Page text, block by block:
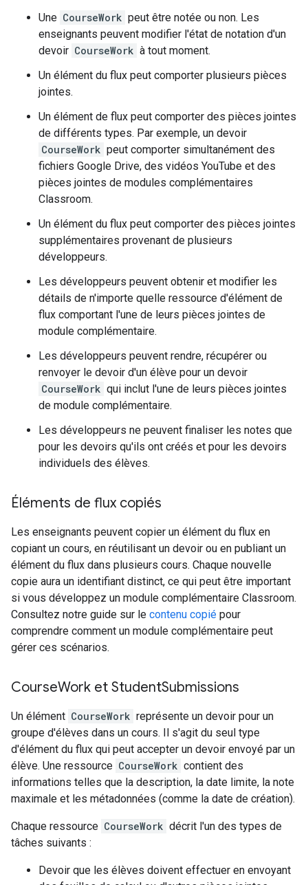
Une CourseWork peut être notée ou non. Les
enseignants peuvent modifier l'état de notation d'un
devoir CourseWork à tout moment.
Un élément du flux peut comporter plusieurs pièces
jointes.
Un élément de flux peut comporter des pièces jointes
de différents types. Par exemple, un devoir
CourseWork peut comporter simultanément des
fichiers Google Drive, des vidéos YouTube et des
pièces jointes de modules complémentaires
Classroom.
Un élément du flux peut comporter des pièces jointes
supplémentaires provenant de plusieurs
développeurs.
Les développeurs peuvent obtenir et modifier les
détails de n'importe quelle ressource d'élément de
flux comportant l'une de leurs pièces jointes de
module complémentaire.
Les développeurs peuvent rendre, récupérer ou
renvoyer le devoir d'un élève pour un devoir
CourseWork qui inclut l'une de leurs pièces jointes
de module complémentaire.
Les développeurs ne peuvent finaliser les notes que
pour les devoirs qu'ils ont créés et pour les devoirs
individuels des élèves.
Éléments de flux copiés
Les enseignants peuvent copier un élément du flux en
copiant un cours, en réutilisant un devoir ou en publiant un
élément du flux dans plusieurs cours. Chaque nouvelle
copie aura un identifiant distinct, ce qui peut être important
si vous développez un module complémentaire Classroom.
Consultez notre guide sur le contenu copié pour
comprendre comment un module complémentaire peut
gérer ces scénarios.
CourseWork et StudentSubmissions
Un élément CourseWork représente un devoir pour un
groupe d'élèves dans un cours. Il s'agit du seul type
d'élément du flux qui peut accepter un devoir envoyé par un
élève. Une ressource CourseWork contient des
informations telles que la description, la date limite, la note
maximale et les métadonnées (comme la date de création).
Chaque ressource CourseWork décrit l'un des types de
tâches suivants :
Devoir que les élèves doivent effectuer en envoyant